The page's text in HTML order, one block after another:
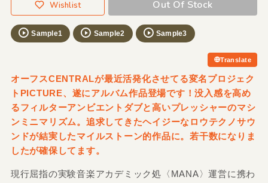
Wishlist Out Of Stock
Sample1 Sample2 Sample3
Translate
オーフスCENTRALが最近活発化させてる変名プロジェク
トPICTURE、遂にアルバム作品登場です！没入感を高め
るフィルターアンビエントダブと高いプレッシャーのマシ
ンミニマリズム。追求してきたヘイジーなロウテクノサウ
ンドが結実したマイルストーン的作品に。若干数になりま
したが確保してます。
現行屈指の実験音楽アカデミック処〈MANA〉運営に携わ